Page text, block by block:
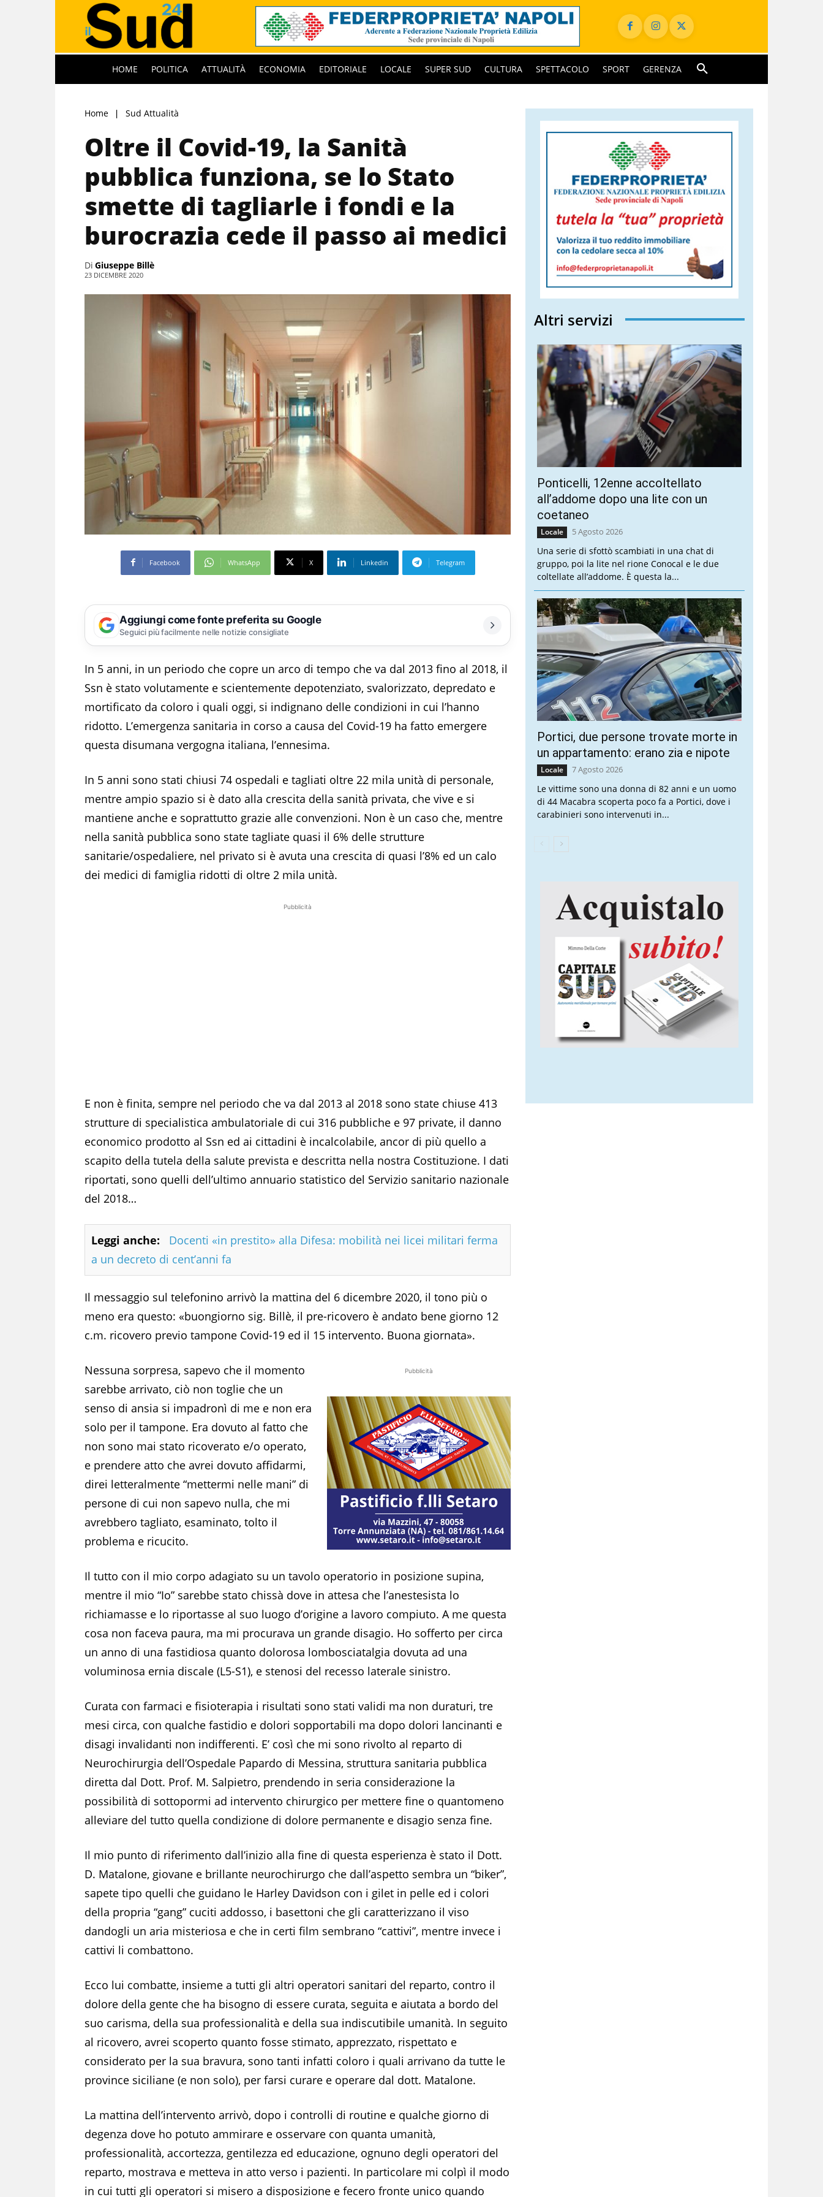
HOME POLITICA ATTUALITÀ ECONOMIA EDITORIALE LOCALE SUPER SUD CULTURA SPETTACOLO SPORT GERENZA
Home Sud Attualità
Oltre il Covid-19, la Sanità
pubblica funziona, se lo Stato
smette di tagliarle i fondi e la
burocrazia cede il passo ai medici
Di Giuseppe Billè
23 DICEMBRE 2020
Facebook WhatsApp X Linkedin Telegram
Aggiungi come fonte preferita su Google
Seguici più facilmente nelle notizie consigliate
In 5 anni, in un periodo che copre un arco di tempo che va dal 2013 fino al 2018, il
Ssn è stato volutamente e scientemente depotenziato, svalorizzato, depredato e
mortificato da coloro i quali oggi, si indignano delle condizioni in cui l’hanno
ridotto. L’emergenza sanitaria in corso a causa del Covid-19 ha fatto emergere
questa disumana vergogna italiana, l’ennesima.
In 5 anni sono stati chiusi 74 ospedali e tagliati oltre 22 mila unità di personale,
mentre ampio spazio si è dato alla crescita della sanità privata, che vive e si
mantiene anche e soprattutto grazie alle convenzioni. Non è un caso che, mentre
nella sanità pubblica sono state tagliate quasi il 6% delle strutture
sanitarie/ospedaliere, nel privato si è avuta una crescita di quasi l’8% ed un calo
dei medici di famiglia ridotti di oltre 2 mila unità.
Pubblicità
E non è finita, sempre nel periodo che va dal 2013 al 2018 sono state chiuse 413
strutture di specialistica ambulatoriale di cui 316 pubbliche e 97 private, il danno
economico prodotto al Ssn ed ai cittadini è incalcolabile, ancor di più quello a
scapito della tutela della salute prevista e descritta nella nostra Costituzione. I dati
riportati, sono quelli dell’ultimo annuario statistico del Servizio sanitario nazionale
del 2018…
Leggi anche:
Docenti «in prestito» alla Difesa: mobilità nei licei militari ferma
a un decreto di cent’anni fa
Il messaggio sul telefonino arrivò la mattina del 6 dicembre 2020, il tono più o
meno era questo: «buongiorno sig. Billè, il pre-ricovero è andato bene giorno 12
c.m. ricovero previo tampone Covid-19 ed il 15 intervento. Buona giornata».
Pubblicità
Nessuna sorpresa, sapevo che il momento
sarebbe arrivato, ciò non toglie che un
senso di ansia si impadronì di me e non era
solo per il tampone. Era dovuto al fatto che
non sono mai stato ricoverato e/o operato,
e prendere atto che avrei dovuto affidarmi,
direi letteralmente “mettermi nelle mani” di
persone di cui non sapevo nulla, che mi
avrebbero tagliato, esaminato, tolto il
problema e ricucito.
Il tutto con il mio corpo adagiato su un tavolo operatorio in posizione supina,
mentre il mio “Io” sarebbe stato chissà dove in attesa che l’anestesista lo
richiamasse e lo riportasse al suo luogo d’origine a lavoro compiuto. A me questa
cosa non faceva paura, ma mi procurava un grande disagio. Ho sofferto per circa
un anno di una fastidiosa quanto dolorosa lombosciatalgia dovuta ad una
voluminosa ernia discale (L5-S1), e stenosi del recesso laterale sinistro.
Curata con farmaci e fisioterapia i risultati sono stati validi ma non duraturi, tre
mesi circa, con qualche fastidio e dolori sopportabili ma dopo dolori lancinanti e
disagi invalidanti non indifferenti. E’ così che mi sono rivolto al reparto di
Neurochirurgia dell’Ospedale Papardo di Messina, struttura sanitaria pubblica
diretta dal Dott. Prof. M. Salpietro, prendendo in seria considerazione la
possibilità di sottopormi ad intervento chirurgico per mettere fine o quantomeno
alleviare del tutto quella condizione di dolore permanente e disagio senza fine.
Il mio punto di riferimento dall’inizio alla fine di questa esperienza è stato il Dott.
D. Matalone, giovane e brillante neurochirurgo che dall’aspetto sembra un “biker”,
sapete tipo quelli che guidano le Harley Davidson con i gilet in pelle ed i colori
della propria “gang” cuciti addosso, i basettoni che gli caratterizzano il viso
dandogli un aria misteriosa e che in certi film sembrano “cattivi”, mentre invece i
cattivi li combattono.
Ecco lui combatte, insieme a tutti gli altri operatori sanitari del reparto, contro il
dolore della gente che ha bisogno di essere curata, seguita e aiutata a bordo del
suo carisma, della sua professionalità e della sua indiscutibile umanità. In seguito
al ricovero, avrei scoperto quanto fosse stimato, apprezzato, rispettato e
considerato per la sua bravura, sono tanti infatti coloro i quali arrivano da tutte le
province siciliane (e non solo), per farsi curare e operare dal dott. Matalone.
La mattina dell’intervento arrivò, dopo i controlli di routine e qualche giorno di
degenza dove ho potuto ammirare e osservare con quanta umanità,
professionalità, accortezza, gentilezza ed educazione, ognuno degli operatori del
reparto, mostrava e metteva in atto verso i pazienti. In particolare mi colpì il modo
in cui tutti gli operatori si misero a disposizione e fecero fronte unico quando
Altri servizi
Ponticelli, 12enne accoltellato
all’addome dopo una lite con un
coetaneo
Locale 5 Agosto 2026
Una serie di sfottò scambiati in una chat di
gruppo, poi la lite nel rione Conocal e le due
coltellate all’addome. È questa la...
Portici, due persone trovate morte in
un appartamento: erano zia e nipote
Locale 7 Agosto 2026
Le vittime sono una donna di 82 anni e un uomo
di 44 Macabra scoperta poco fa a Portici, dove i
carabinieri sono intervenuti in...